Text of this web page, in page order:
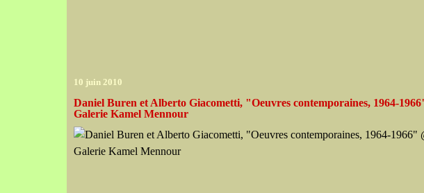
10 juin 2010
Daniel Buren et Alberto Giacometti, "Oeuvres contemporaines, 1964-
Galerie Kamel Mennour